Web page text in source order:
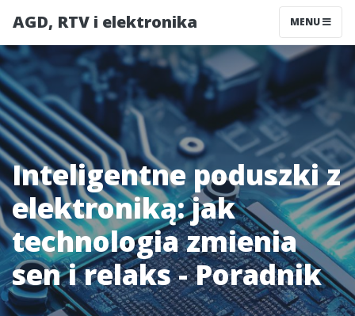
AGD, RTV i elektronika MENU
Inteligentne poduszki z
elektroniką: jak
technologia zmienia
sen i relaks - Poradnik